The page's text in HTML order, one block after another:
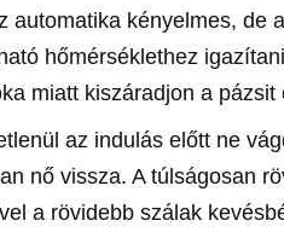
automatika kényelmes, de
hőmérséklethez
miatt kiszáradjon a pázsit
az indulás előtt ne
nő vissza. A túlságosan
a rövidebb szálak